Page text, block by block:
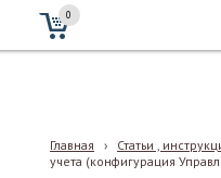
0
Главная ›
Статьи ,
учета (конфигурация